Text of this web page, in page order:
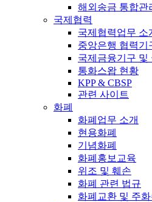
해외송금 통합관
국제협력
국제협력업무 소
중앙은행 협력기
국제금융기구 및
통화스왑 현황
KPP & CBSP
관련 사이트
화폐
화폐업무 소개
현용화폐
기념화폐
화폐홍보교육
위조 및 훼손
화폐 관련 법규
화폐교환 및 주